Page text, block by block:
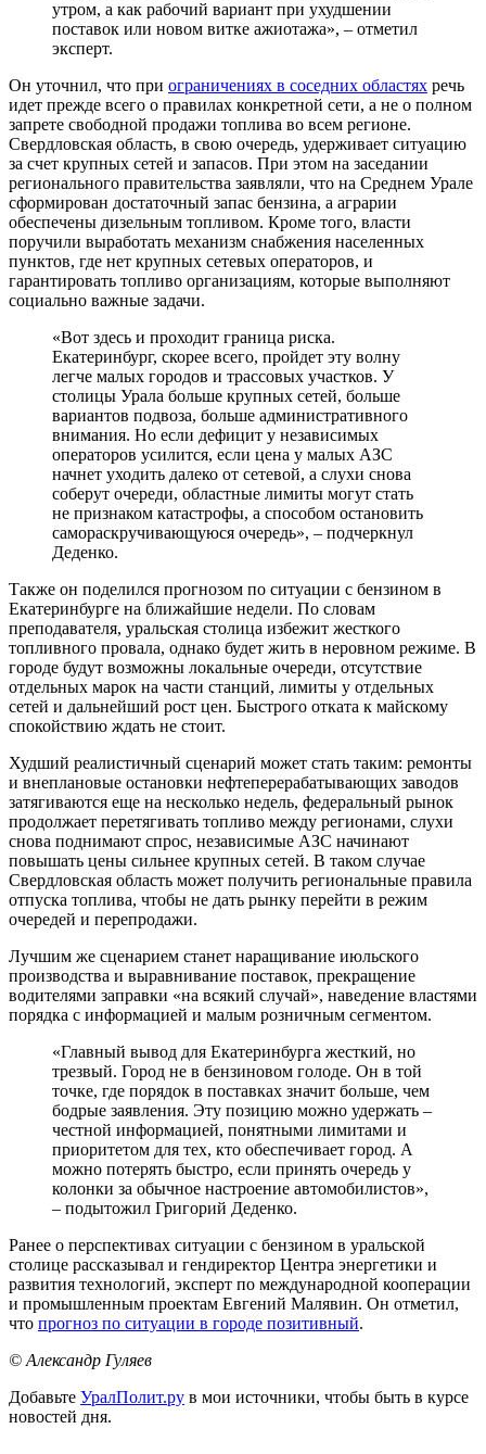
утром, а как рабочий вариант при ухудшении
поставок или новом витке ажиотажа», – отметил
эксперт.
Он уточнил, что при ограничениях в соседних областях речь
идет прежде всего о правилах конкретной сети, а не о полном
запрете свободной продажи топлива во всем регионе.
Свердловская область, в свою очередь, удерживает ситуацию
за счет крупных сетей и запасов. При этом на заседании
регионального правительства заявляли, что на Среднем Урале
сформирован достаточный запас бензина, а аграрии
обеспечены дизельным топливом. Кроме того, власти
поручили выработать механизм снабжения населенных
пунктов, где нет крупных сетевых операторов, и
гарантировать топливо организациям, которые выполняют
социально важные задачи.
«Вот здесь и проходит граница риска.
Екатеринбург, скорее всего, пройдет эту волну
легче малых городов и трассовых участков. У
столицы Урала больше крупных сетей, больше
вариантов подвоза, больше административного
внимания. Но если дефицит у независимых
операторов усилится, если цена у малых АЗС
начнет уходить далеко от сетевой, а слухи снова
соберут очереди, областные лимиты могут стать
не признаком катастрофы, а способом остановить
самораскручивающуюся очередь», – подчеркнул
Деденко.
Также он поделился прогнозом по ситуации с бензином в
Екатеринбурге на ближайшие недели. По словам
преподавателя, уральская столица избежит жесткого
топливного провала, однако будет жить в неровном режиме. В
городе будут возможны локальные очереди, отсутствие
отдельных марок на части станций, лимиты у отдельных
сетей и дальнейший рост цен. Быстрого отката к майскому
спокойствию ждать не стоит.
Худший реалистичный сценарий может стать таким: ремонты
и внеплановые остановки нефтеперерабатывающих заводов
затягиваются еще на несколько недель, федеральный рынок
продолжает перетягивать топливо между регионами, слухи
снова поднимают спрос, независимые АЗС начинают
повышать цены сильнее крупных сетей. В таком случае
Свердловская область может получить региональные правила
отпуска топлива, чтобы не дать рынку перейти в режим
очередей и перепродажи.
Лучшим же сценарием станет наращивание июльского
производства и выравнивание поставок, прекращение
водителями заправки «на всякий случай», наведение властями
порядка с информацией и малым розничным сегментом.
«Главный вывод для Екатеринбурга жесткий, но
трезвый. Город не в бензиновом голоде. Он в той
точке, где порядок в поставках значит больше, чем
бодрые заявления. Эту позицию можно удержать –
честной информацией, понятными лимитами и
приоритетом для тех, кто обеспечивает город. А
можно потерять быстро, если принять очередь у
колонки за обычное настроение автомобилистов»,
– подытожил Григорий Деденко.
Ранее о перспективах ситуации с бензином в уральской
столице рассказывал и гендиректор Центра энергетики и
развития технологий, эксперт по международной кооперации
и промышленным проектам Евгений Малявин. Он отметил,
что прогноз по ситуации в городе позитивный.
© Александр Гуляев
Добавьте УралПолит.ру в мои источники, чтобы быть в курсе
новостей дня.